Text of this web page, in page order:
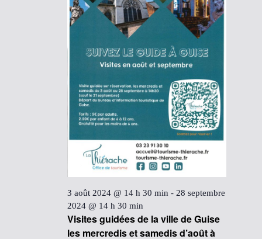
août
Visites guidées de la ville de Guise
les mercredis et samedis d’août à
3 août 2024 @ 14 h 30 min - 28 septembre
2024 @ 14 h 30 min